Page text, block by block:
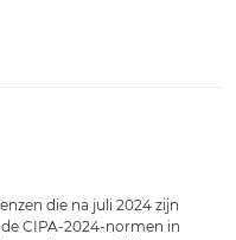
die na juli 2024 zijn
CIPA-2024-normen in